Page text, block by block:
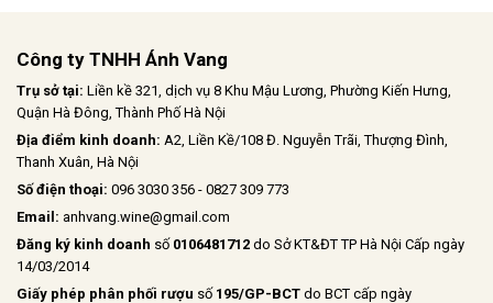
Công ty TNHH Ánh Vang
Trụ sở tại: Liền kề 321, dịch vụ 8 Khu Mậu Lương, Phường Kiến Hưng,
Quận Hà Đông, Thành Phố Hà Nội
Địa điểm kinh doanh: A2, Liền Kề/108 Đ. Nguyễn Trãi, Thượng Đình,
Thanh Xuân, Hà Nội
Số điện thoại: 096 3030 356 - 0827 309 773
Email: anhvang.wine@gmail.com
Đăng ký kinh doanh số 0106481712 do Sở KT&ĐT TP Hà Nội Cấp ngày
14/03/2014
Giấy phép phân phối rượu số 195/GP-BCT do BCT cấp ngày